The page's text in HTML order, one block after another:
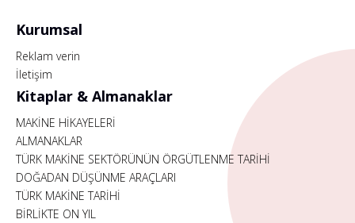
Kurumsal
Reklam verin
İletişim
Kitaplar & Almanaklar
MAKİNE HİKAYELERİ
ALMANAKLAR
TÜRK MAKİNE SEKTÖRÜNÜN ÖRGÜTLENME TARİHİ
DOĞADAN DÜŞÜNME ARAÇLARI
TÜRK MAKİNE TARİHİ
BİRLİKTE ON YIL